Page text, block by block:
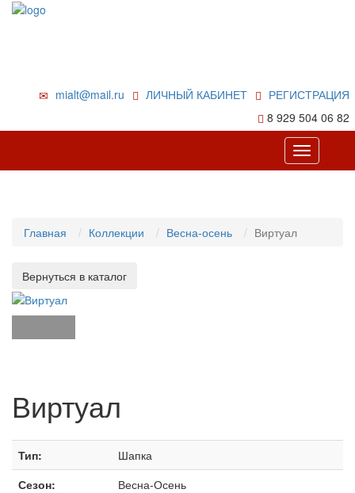
РЕГИСТРАЦИЯ
ЛИЧНЫЙ КАБИНЕТ
mialt@mail.ru
8 929 504 06 82
Toggle
navigation
Главная Коллекции Весна-осень Виртуал
Виртуал
Тип:
Шапка
Сезон:
Весна-Осень